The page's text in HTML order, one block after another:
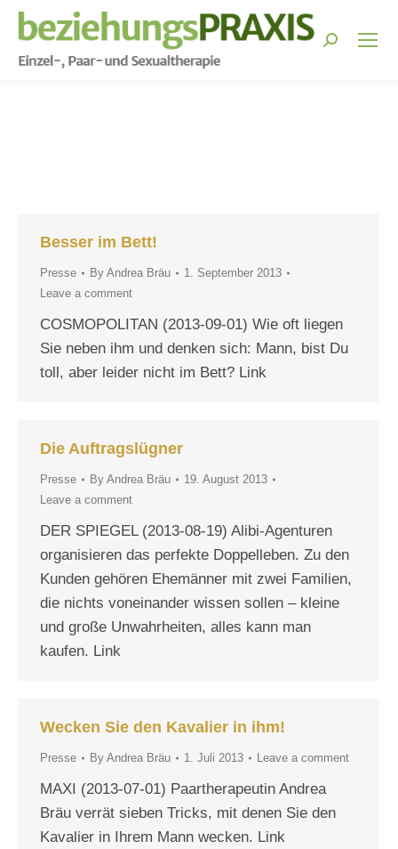
Search:
Besser im Bett!
Presse By Andrea Bräu
1. September 2013
Leave a comment
COSMOPOLITAN (2013-09-01) Wie oft liegen
Sie neben ihm und denken sich: Mann, bist Du
toll, aber leider nicht im Bett? Link
Die Auftragslügner
Presse By Andrea Bräu
19. August 2013
Leave a comment
DER SPIEGEL (2013-08-19) Alibi-Agenturen
organisieren das perfekte Doppelleben. Zu den
Kunden gehören Ehemänner mit zwei Familien,
die nichts voneinander wissen sollen – kleine
und große Unwahrheiten, alles kann man
kaufen. Link
Wecken Sie den Kavalier in ihm!
Presse By Andrea Bräu 1. Juli 2013 Leave a comment
MAXI (2013-07-01) Paartherapeutin Andrea
Bräu verrät sieben Tricks, mit denen Sie den
Kavalier in Ihrem Mann wecken. Link